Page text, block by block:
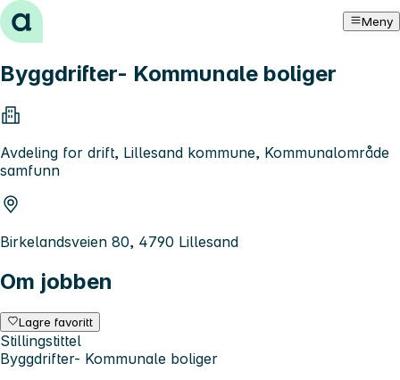
Hopp til innhold Meny
Byggdrifter- Kommunale boliger
Avdeling for drift, Lillesand kommune, Kommunalområde
samfunn
Birkelandsveien 80, 4790 Lillesand
Om jobben
Lagre favoritt
Stillingstittel
Byggdrifter- Kommunale boliger